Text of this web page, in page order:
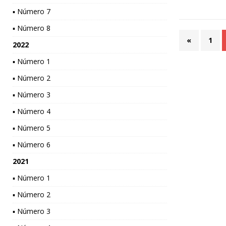
« 1
▪ Número 7
▪ Número 8
2022
▪ Número 1
▪ Número 2
▪ Número 3
▪ Número 4
▪ Número 5
▪ Número 6
2021
▪ Número 1
▪ Número 2
▪ Número 3